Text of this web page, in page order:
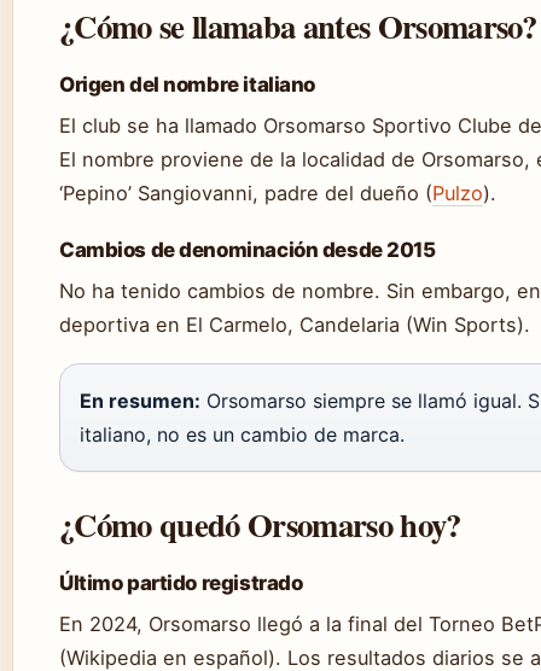
¿Cómo se llamaba antes Orsomarso?
Origen del nombre italiano
El club se ha llamado Orsomarso Sportivo Clube
El nombre proviene de la localidad de
‘Pepino’ Sangiovanni, padre del dueño (Pulzo).
Cambios de denominación desde 2015
No ha tenido cambios de nombre. Sin embargo,
deportiva en El Carmelo, Candelaria (Win Sports).
En resumen: Orsomarso siempre se llamó igual.
italiano, no es un cambio de marca.
¿Cómo quedó Orsomarso hoy?
Último partido registrado
En 2024, Orsomarso llegó a la final del Torneo
(Wikipedia en español). Los resultados diarios se